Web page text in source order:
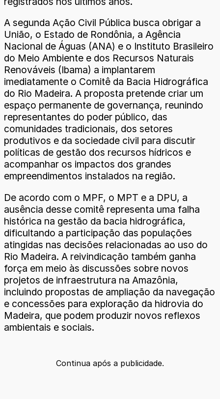
A segunda Ação Civil Pública busca obrigar a
União, o Estado de Rondônia, a Agência
Nacional de Águas (ANA) e o Instituto Brasileiro
do Meio Ambiente e dos Recursos Naturais
Renováveis (Ibama) a implantarem
imediatamente o Comitê da Bacia Hidrográfica
do Rio Madeira. A proposta pretende criar um
espaço permanente de governança, reunindo
representantes do poder público, das
comunidades tradicionais, dos setores
produtivos e da sociedade civil para discutir
políticas de gestão dos recursos hídricos e
acompanhar os impactos dos grandes
empreendimentos instalados na região.
De acordo com o MPF, o MPT e a DPU, a
ausência desse comitê representa uma falha
histórica na gestão da bacia hidrográfica,
dificultando a participação das populações
atingidas nas decisões relacionadas ao uso do
Rio Madeira. A reivindicação também ganha
força em meio às discussões sobre novos
projetos de infraestrutura na Amazônia,
incluindo propostas de ampliação da navegação
e concessões para exploração da hidrovia do
Madeira, que podem produzir novos reflexos
ambientais e sociais.
Continua após a publicidade.